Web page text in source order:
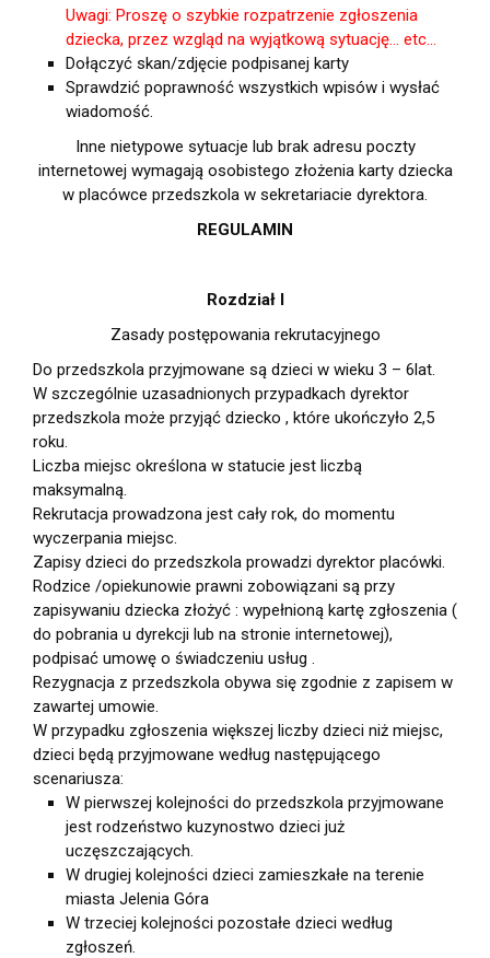
Uwagi: Proszę o szybkie rozpatrzenie zgłoszenia
dziecka, przez wzgląd na wyjątkową sytuację… etc…
Dołączyć skan/zdjęcie podpisanej karty
Sprawdzić poprawność wszystkich wpisów i wysłać
wiadomość.
Inne nietypowe sytuacje lub brak adresu poczty
internetowej wymagają osobistego złożenia karty dziecka
w placówce przedszkola w sekretariacie dyrektora.
REGULAMIN
Rozdział I
Zasady postępowania rekrutacyjnego
Do przedszkola przyjmowane są dzieci w wieku 3 – 6lat.
W szczególnie uzasadnionych przypadkach dyrektor
przedszkola może przyjąć dziecko , które ukończyło 2,5
roku.
Liczba miejsc określona w statucie jest liczbą
maksymalną.
Rekrutacja prowadzona jest cały rok, do momentu
wyczerpania miejsc.
Zapisy dzieci do przedszkola prowadzi dyrektor placówki.
Rodzice /opiekunowie prawni zobowiązani są przy
zapisywaniu dziecka złożyć : wypełnioną kartę zgłoszenia (
do pobrania u dyrekcji lub na stronie internetowej),
podpisać umowę o świadczeniu usług .
Rezygnacja z przedszkola obywa się zgodnie z zapisem w
zawartej umowie.
W przypadku zgłoszenia większej liczby dzieci niż miejsc,
dzieci będą przyjmowane według następującego
scenariusza:
W pierwszej kolejności do przedszkola przyjmowane
jest rodzeństwo kuzynostwo dzieci już
uczęszczających.
W drugiej kolejności dzieci zamieszkałe na terenie
miasta Jelenia Góra
W trzeciej kolejności pozostałe dzieci według
zgłoszeń.